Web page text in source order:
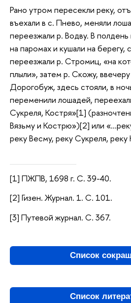
Рано утром пересекли реку,
въехали в с. Пнево, меняли
переезжали р. Водву. В
на паромах и кушали на берегу,
переезжали р. Стромиц, «на
плыли», затем р. Скожу, ввечеру
Дорогобуж, здесь стояли, в
переменили лошадей,
Сукреля, Костря»[1]
Вязьму и Кострю»)[2] или
реку Весму, реку Сукреля,
[1] ПЖПВ, 1698 г. С. 39-40.
[2] Гизен. Журнал. 1. С. 101.
[3] Путевой журнал. С. 367.
Список
Список